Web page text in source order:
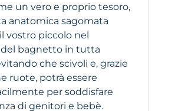
un vero e proprio tesoro,
anatomica sagomata
vostro piccolo nel
bagnetto in tutta
che scivoli e, grazie
ruote, potrà essere
per soddisfare
di genitori e bebè.